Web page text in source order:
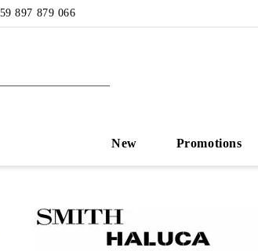
897 879 066
New Promotions